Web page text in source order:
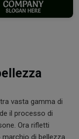
vasta gamma di
il processo di
Ora rifletti
di bellezza